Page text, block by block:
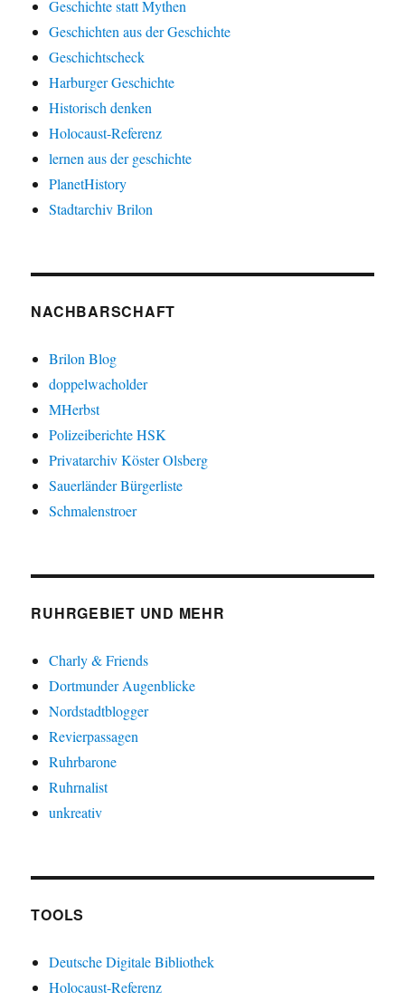
Geschichte statt Mythen
Geschichten aus der Geschichte
Geschichtscheck
Harburger Geschichte
Historisch denken
Holocaust-Referenz
lernen aus der geschichte
PlanetHistory
Stadtarchiv Brilon
NACHBARSCHAFT
Brilon Blog
doppelwacholder
MHerbst
Polizeiberichte HSK
Privatarchiv Köster Olsberg
Sauerländer Bürgerliste
Schmalenstroer
RUHRGEBIET UND MEHR
Charly & Friends
Dortmunder Augenblicke
Nordstadtblogger
Revierpassagen
Ruhrbarone
Ruhrnalist
unkreativ
TOOLS
Deutsche Digitale Bibliothek
Holocaust-Referenz